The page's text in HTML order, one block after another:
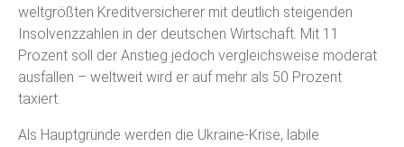
weltgrößten Kreditversicherer mit deutlich steigenden
Insolvenzzahlen in der deutschen Wirtschaft. Mit 11
Prozent soll der Anstieg jedoch vergleichsweise moderat
ausfallen – weltweit wird er auf mehr als 50 Prozent
taxiert.
Als Hauptgründe werden die Ukraine-Krise, labile